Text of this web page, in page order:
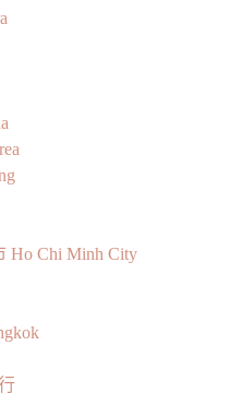
Ho Chi Minh City